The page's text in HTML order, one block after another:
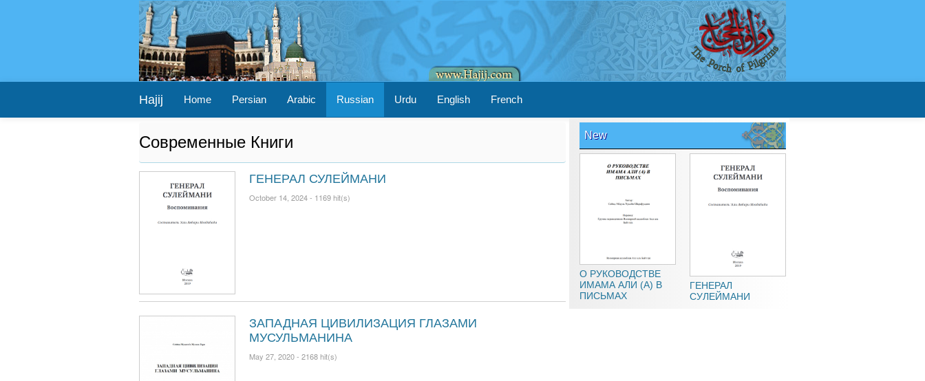
Hajij Home Persian Arabic Russian Urdu English French
Современные Книги
ГЕНЕРАЛ СУЛЕЙМАНИ
October 14, 2024 - 1169 hit(s)
ЗАПАДНАЯ ЦИВИЛИЗАЦИЯ ГЛАЗАМИ
МУСУЛЬМАНИНА
May 27, 2020 - 2168 hit(s)
New
‍‍О РУКОВОДСТВЕ
ИМАМА АЛИ (А) В
ПИСЬМАХ
ГЕНЕРАЛ
СУЛЕЙМАНИ